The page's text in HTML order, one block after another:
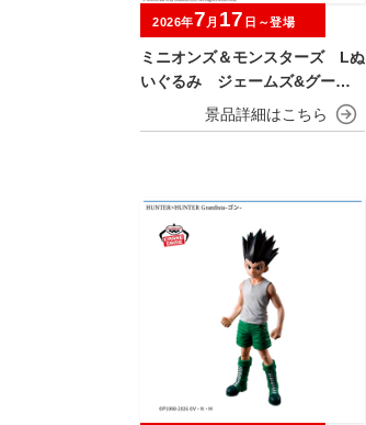
ミニオンズ＆モンスターズ Lぬ
いぐるみ ジェームズ&グーミ
2026年7 月 17 日～登場